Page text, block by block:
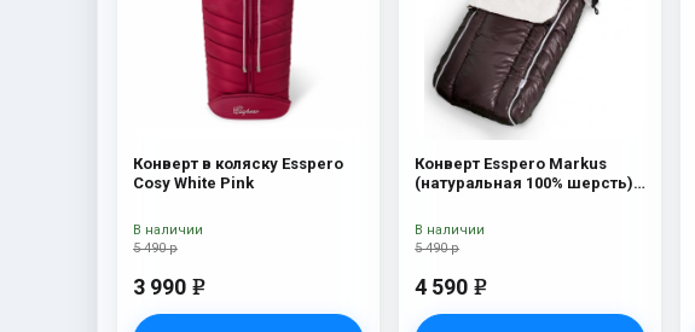
Конверт в коляску Esspero
Cosy White Pink
5 490 р
3 990 e
В наличии
Конверт Esspero Markus
(натуральная 100% шерсть)
5 490 р
4 590 e
В наличии